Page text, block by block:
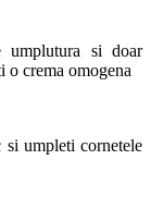
umplutura si doar
o crema omogena
si umpleti cornetele